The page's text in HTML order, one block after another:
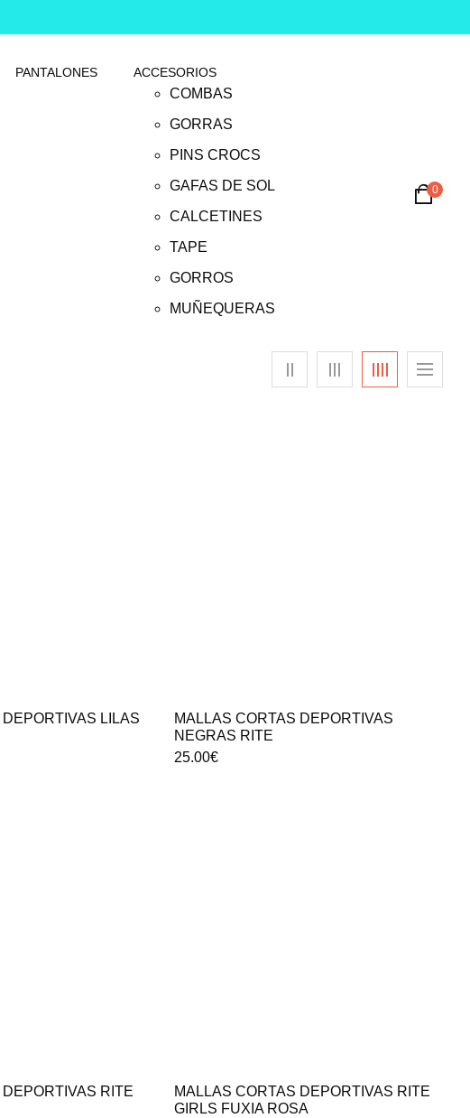
PANTALONES ACCESORIOS
COMBAS
GORRAS
PINS CROCS
GAFAS DE SOL
CALCETINES
TAPE
GORROS
MUÑEQUERAS
0
LILAS
MALLAS CORTAS DEPORTIVAS
NEGRAS RITE
25.00€
RITE
MALLAS CORTAS DEPORTIVAS RITE
GIRLS FUXIA ROSA